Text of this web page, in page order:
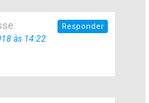
às 14:22
Responder